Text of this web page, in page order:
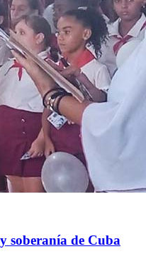
soberanía de Cuba